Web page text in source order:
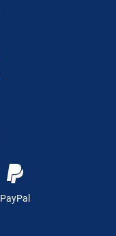
PayPal